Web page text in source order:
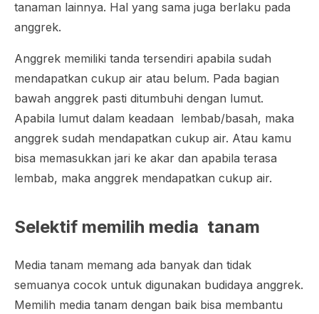
tanaman lainnya. Hal yang sama juga berlaku pada
anggrek.
Anggrek memiliki tanda tersendiri apabila sudah
mendapatkan cukup air atau belum. Pada bagian
bawah anggrek pasti ditumbuhi dengan lumut.
Apabila lumut dalam keadaan lembab/basah, maka
anggrek sudah mendapatkan cukup air. Atau kamu
bisa memasukkan jari ke akar dan apabila terasa
lembab, maka anggrek mendapatkan cukup air.
Selektif memilih media tanam
Media tanam memang ada banyak dan tidak
semuanya cocok untuk digunakan budidaya anggrek.
Memilih media tanam dengan baik bisa membantu